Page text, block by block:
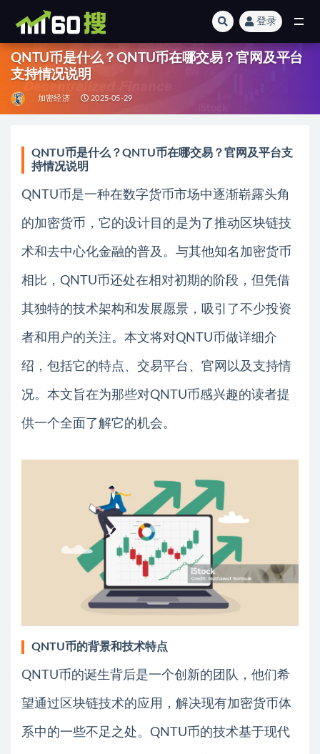
登录
QNTU币是什么？QNTU币在哪交易？官网及平台
支持情况说明
加密经济 2025-05-29
QNTU币是什么？QNTU币在哪交易？官网及平台支
持情况说明
QNTU币是一种在数字货币市场中逐渐崭露头角
的加密货币，它的设计目的是为了推动区块链技
术和去中心化金融的普及。与其他知名加密货币
相比，QNTU币还处在相对初期的阶段，但凭借
其独特的技术架构和发展愿景，吸引了不少投资
者和用户的关注。本文将对QNTU币做详细介
绍，包括它的特点、交易平台、官网以及支持情
况。本文旨在为那些对QNTU币感兴趣的读者提
供一个全面了解它的机会。
QNTU币的背景和技术特点
QNTU币的诞生背后是一个创新的团队，他们希
望通过区块链技术的应用，解决现有加密货币体
系中的一些不足之处。QNTU币的技术基于现代